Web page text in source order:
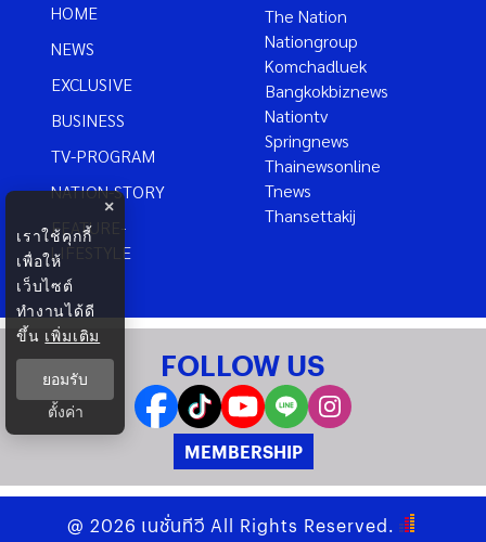
HOME
NEWS
EXCLUSIVE
BUSINESS
TV-PROGRAM
NATION-STORY
FEATURE-
LIFESTYLE
The Nation
Nationgroup
Komchadluek
Bangkokbiznews
Nationtv
Springnews
Thainewsonline
Tnews
Thansettakij
FOLLOW US
MEMBERSHIP
@ 2026 เนชั่นทีวี All Rights Reserved.
×
เราใช้คุกกี้
เพื่อให้
เว็บไซต์
ทำงานได้ดี
ขึ้น เพิ่มเติม
ยอมรับ
ตั้งค่า